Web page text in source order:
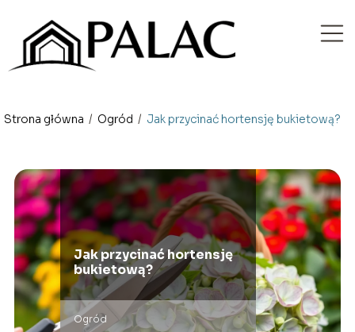
Strona główna / Ogród / Jak przycinać hortensję bukietową?
Jak przycinać hortensję
bukietową?
Ogród